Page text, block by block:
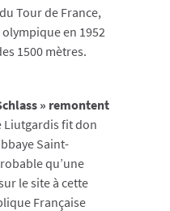
Tour de France,
en 1952
1500 mètres.
» remontent
Liutgardis fit don
Saint-
qu’une
le site à cette
Française